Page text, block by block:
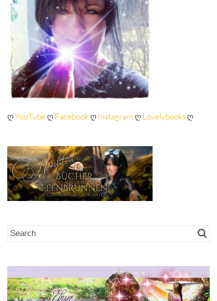
ღYouTubeღFacebookღ InstagramღLovelybooksღ